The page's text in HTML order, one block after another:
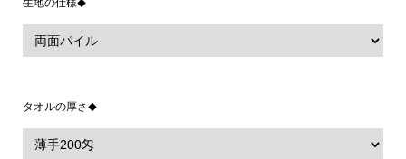
◆
タオルの厚さ◆